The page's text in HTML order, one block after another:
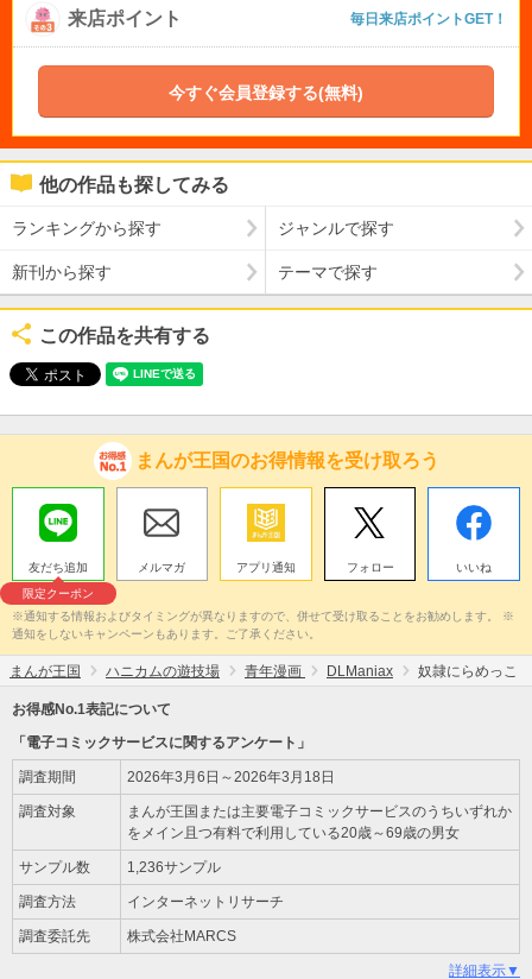
来店ポイント 毎日来店ポイントGET！
今すぐ会員登録する(無料)
他の作品も探してみる
ランキングから探す ジャンルで探す
新刊から探す テーマで探す
この作品を共有する
まんが王国のお得情報を受け取ろう
友だち追加
限定クーポン
メルマガ アプリ通知 フォロー いいね
※通知する情報およびタイミングが異なりますので、併せて受け取ることをお勧めします。 ※
通知をしないキャンペーンもあります。ご了承ください。
まんが王国 ハニカムの遊技場 青年漫画 DLManiax 奴隷にらめっこ
お得感No.1表記について
「電子コミックサービスに関するアンケート」
調査期間 2026年3月6日～2026年3月18日
調査対象
まんが王国または主要電子コミックサービスのうちいずれか
をメイン且つ有料で利用している20歳～69歳の男女
サンプル数 1,236サンプル
調査方法 インターネットリサーチ
調査委託先 株式会社MARCS
詳細表示▼